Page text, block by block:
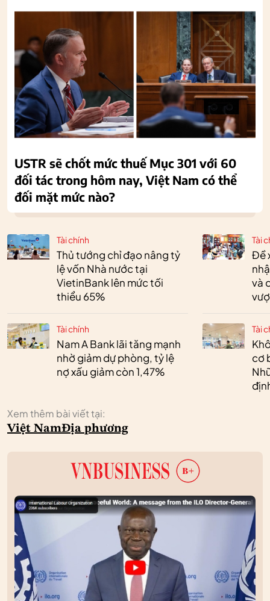
Tài chính
Thủ tướng chỉ đạo nâng tỷ
lệ vốn Nhà nước tại
VietinBank lên mức tối
thiểu 65%
Tài chính
Nam A Bank lãi tăng mạnh
nhờ giảm dự phòng, tỷ lệ
nợ xấu giảm còn 1,47%
Tài
Đề
và
Tài
cơ
Xem thêm bài viết tại:
Việt NamĐịa phương
USTR sẽ chốt mức thuế Mục 301 với 60
đối tác trong hôm nay, Việt Nam có thể
đối mặt mức nào?